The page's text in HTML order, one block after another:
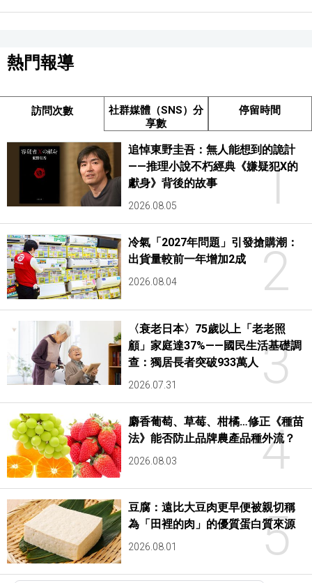
熱門報導
訪問次數
社群媒體（SNS）分
享數
停留時間
1
追悼東野圭吾：無人能想到的詭計
——推理小說不朽經典《嫌疑犯X的
獻身》背後的故事
2026.08.05
2
冷氣「2027年問題」引發搶購潮：
出貨量較前一年增加2成
2026.08.04
3
〈衰老日本〉75歲以上「老老照
顧」家庭達37%——國民生活基礎調
查：獨居長者突破933萬人
2026.07.31
4
麝香葡萄、草莓、柑橘…修正《種苗
法》能否防止品牌農產品種外流？
2026.08.03
5
豆腐：遠比大豆肉更早便被親切稱
為「田裡的肉」的優質蛋白質來源
2026.08.01